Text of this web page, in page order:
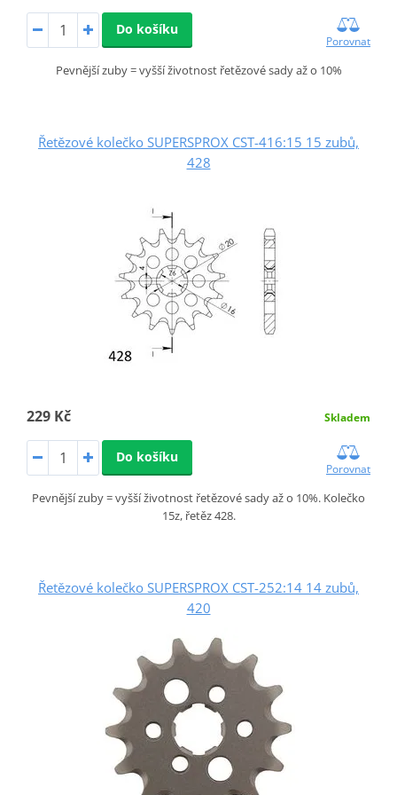
Do košíku
Porovnat
Pevnější zuby = vyšší životnost řetězové sady až o 10%
Řetězové kolečko SUPERSPROX CST-416:15 15 zubů,
428
229 Kč Skladem
Do košíku
Porovnat
Pevnější zuby = vyšší životnost řetězové sady až o 10%. Kolečko
15z, řetěz 428.
Řetězové kolečko SUPERSPROX CST-252:14 14 zubů,
420